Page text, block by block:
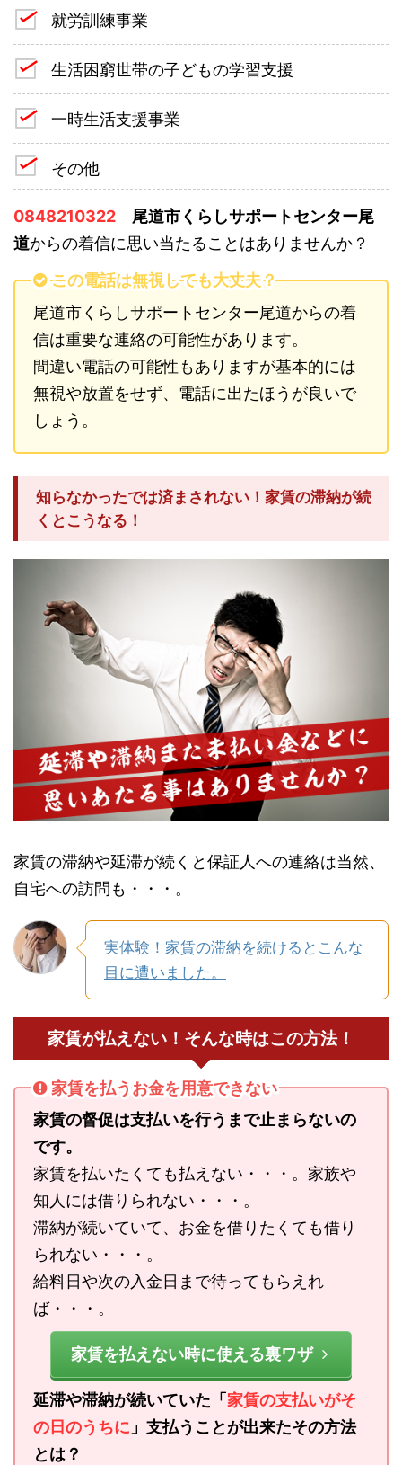
就労訓練事業
生活困窮世帯の子どもの学習支援
一時生活支援事業
その他
0848210322
尾道市くらしサポートセンター尾
道からの着信に思い当たることはありませんか？
この電話は無視しても大丈夫？
尾道市くらしサポートセンター尾道からの着
信は重要な連絡の可能性があります。
間違い電話の可能性もありますが基本的には
無視や放置をせず、電話に出たほうが良いで
しょう。
知らなかったでは済まされない！家賃の滞納が続
くとこうなる！
家賃の滞納や延滞が続くと保証人への連絡は当然、
自宅への訪問も・・・。
実体験！家賃の滞納を続けるとこんな
目に遭いました。
家賃が払えない！そんな時はこの方法！
家賃を払うお金を用意できない
家賃の督促は支払いを行うまで止まらないの
です。
家賃を払いたくても払えない・・・。家族や
知人には借りられない・・・。
滞納が続いていて、お金を借りたくても借り
られない・・・。
給料日や次の入金日まで待ってもらえれ
ば・・・。
家賃を払えない時に使える裏ワザ
延滞や滞納が続いていた「 家賃の支払いがそ
の日のうちに 」支払うことが出来たその方法
とは？